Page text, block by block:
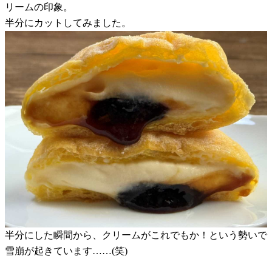
リームの印象。
半分にカットしてみました。
半分にした瞬間から、クリームがこれでもか！という勢いで
雪崩が起きています……(笑)